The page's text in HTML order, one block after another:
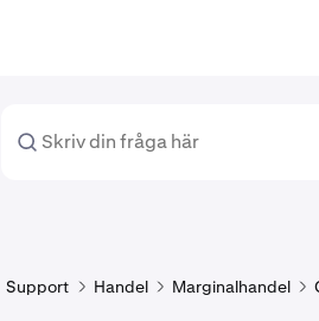
Support Handel Marginalhandel